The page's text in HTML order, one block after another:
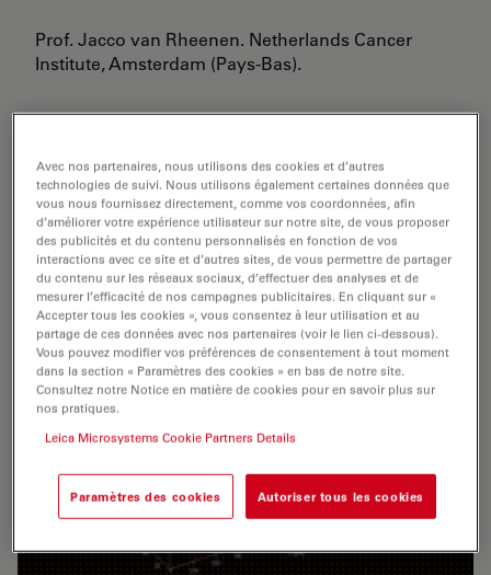
Prof. Jacco van Rheenen. Netherlands Cancer
Institute, Amsterdam (Pays-Bas).
Avec nos partenaires, nous utilisons des cookies et d’autres
technologies de suivi. Nous utilisons également certaines données que
vous nous fournissez directement, comme vos coordonnées, afin
d’améliorer votre expérience utilisateur sur notre site, de vous proposer
des publicités et du contenu personnalisés en fonction de vos
interactions avec ce site et d’autres sites, de vous permettre de partager
du contenu sur les réseaux sociaux, d’effectuer des analyses et de
mesurer l’efficacité de nos campagnes publicitaires. En cliquant sur «
Accepter tous les cookies », vous consentez à leur utilisation et au
partage de ces données avec nos partenaires (voir le lien ci-dessous).
Vous pouvez modifier vos préférences de consentement à tout moment
dans la section « Paramètres des cookies » en bas de notre site.
Consultez notre Notice en matière de cookies pour en savoir plus sur
nos pratiques.
Leica Microsystems Cookie Partners Details
Paramètres des cookies Autoriser tous les cookies